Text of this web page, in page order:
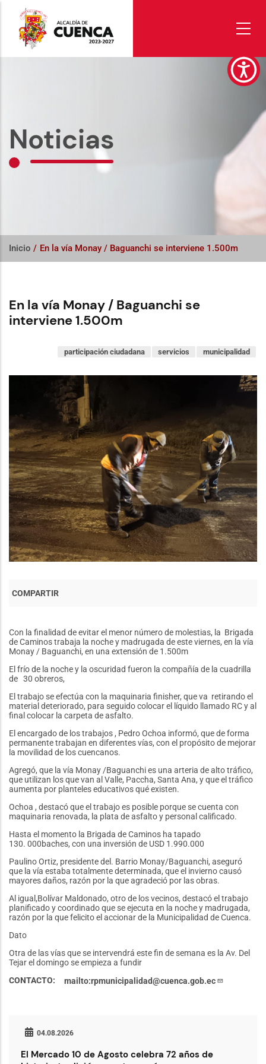
contenido
principal
Noticias
Inicio / En la vía Monay / Baguanchi se interviene 1.500m
En la vía Monay / Baguanchi se
interviene 1.500m
municipalidad
servicios
participación ciudadana
Con la finalidad de evitar el menor número de molestias, la Brigada
de Caminos trabaja la noche y madrugada de este viernes, en la vía
Monay / Baguanchi, en una extensión de 1.500m
El frío de la noche y la oscuridad fueron la compañía de la cuadrilla
de 30 obreros,
El trabajo se efectúa con la maquinaria finisher, que va retirando el
material deteriorado, para seguido colocar el líquido llamado RC y al
final colocar la carpeta de asfalto.
El encargado de los trabajos , Pedro Ochoa informó, que de forma
permanente trabajan en diferentes vías, con el propósito de mejorar
la movilidad de los cuencanos.
Agregó, que la vía Monay /Baguanchi es una arteria de alto tráfico,
que utilizan los que van al Valle, Paccha, Santa Ana, y que el tráfico
aumenta por planteles educativos qué existen.
Ochoa , destacó que el trabajo es posible porque se cuenta con
maquinaria renovada, la plata de asfalto y personal calificado.
Hasta el momento la Brigada de Caminos ha tapado
130. 000baches, con una inversión de USD 1.990.000
Paulino Ortiz, presidente del. Barrio Monay/Baguanchi, aseguró
que la vía estaba totalmente determinada, que el invierno causó
mayores daños, razón por la que agradeció por las obras.
Al igual,Bolívar Maldonado, otro de los vecinos, destacó el trabajo
planificado y coordinado que se ejecuta en la noche y madrugada,
razón por la que felicito el accionar de la Municipalidad de Cuenca.
Dato
Otra de las vías que se intervendrá este fin de semana es la Av. Del
Tejar el domingo se empieza a fundir
CONTACTO
mailto:rpmunicipalidad@cuenca.gob.ec
04.08.2026
El Mercado 10 de Agosto celebra 72 años de